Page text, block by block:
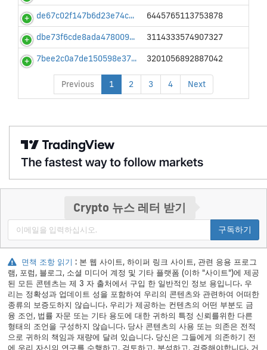
de67c02f147b6d23e74c...
6445765113753878
dbe73f6cde8ada478009...
3114333574907327
7bee2c0a7de150598e37...
3201056892887042
Previous 1 2 3 4 Next
Crypto 뉴스 레터 받기
구독하기
면책 조항 읽기 : 본 웹 사이트, 하이퍼 링크 사이트, 관련 응용 프로그
램, 포럼, 블로그, 소셜 미디어 계정 및 기타 플랫폼 (이하 "사이트")에 제공
된 모든 콘텐츠는 제 3 자 출처에서 구입 한 일반적인 정보 용입니다. 우
리는 정확성과 업데이트 성을 포함하여 우리의 콘텐츠와 관련하여 어떠한
종류의 보증도하지 않습니다. 우리가 제공하는 컨텐츠의 어떤 부분도 금
융 조언, 법률 자문 또는 기타 용도에 대한 귀하의 특정 신뢰를위한 다른
형태의 조언을 구성하지 않습니다. 당사 콘텐츠의 사용 또는 의존은 전적
으로 귀하의 책임과 재량에 달려 있습니다. 당신은 그들에게 의존하기 전
에 우리 자신의 연구를 수행하고, 검토하고, 분석하고, 검증해야합니다. 거